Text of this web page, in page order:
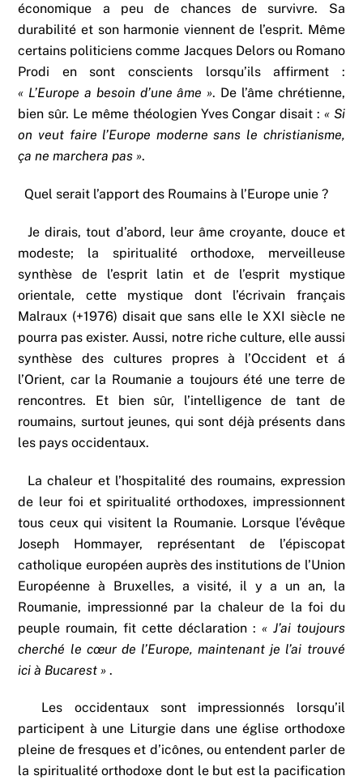
économique a peu de chances de survivre. Sa
durabilité et son harmonie viennent de l’esprit. Même
certains politiciens comme Jacques Delors ou Romano
Prodi en sont conscients lorsqu’ils affirment :
« L’Europe a besoin d’une âme ». De l’âme chrétienne,
bien sûr. Le même théologien Yves Congar disait : « Si
on veut faire l’Europe moderne sans le christianisme,
ça ne marchera pas ».
Quel serait l’apport des Roumains à l’Europe unie ?
Je dirais, tout d’abord, leur âme croyante, douce et
modeste; la spiritualité orthodoxe, merveilleuse
synthèse de l’esprit latin et de l’esprit mystique
orientale, cette mystique dont l’écrivain français
Malraux (+1976) disait que sans elle le XXI siècle ne
pourra pas exister. Aussi, notre riche culture, elle aussi
synthèse des cultures propres à l’Occident et á
l’Orient, car la Roumanie a toujours été une terre de
rencontres. Et bien sûr, l’intelligence de tant de
roumains, surtout jeunes, qui sont déjà présents dans
les pays occidentaux.
La chaleur et l’hospitalité des roumains, expression
de leur foi et spiritualité orthodoxes, impressionnent
tous ceux qui visitent la Roumanie. Lorsque l’évêque
Joseph Hommayer, représentant de l’épiscopat
catholique européen auprès des institutions de l’Union
Européenne à Bruxelles, a visité, il y a un an, la
Roumanie, impressionné par la chaleur de la foi du
peuple roumain, fit cette déclaration : « J’ai toujours
cherché le cœur de l’Europe, maintenant je l’ai trouvé
ici à Bucarest » .
Les occidentaux sont impressionnés lorsqu’il
participent à une Liturgie dans une église orthodoxe
pleine de fresques et d’icônes, ou entendent parler de
la spiritualité orthodoxe dont le but est la pacification